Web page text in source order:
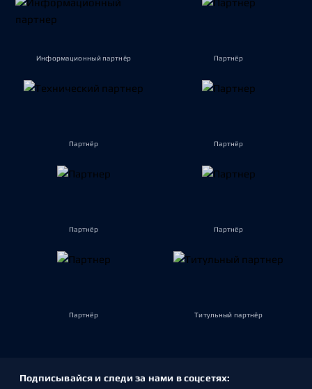
Информационный партнёр Партнёр
Партнёр Партнёр
Партнёр Партнёр
Партнёр Титульный партнёр
Подписывайся и следи за нами в соцсетях: